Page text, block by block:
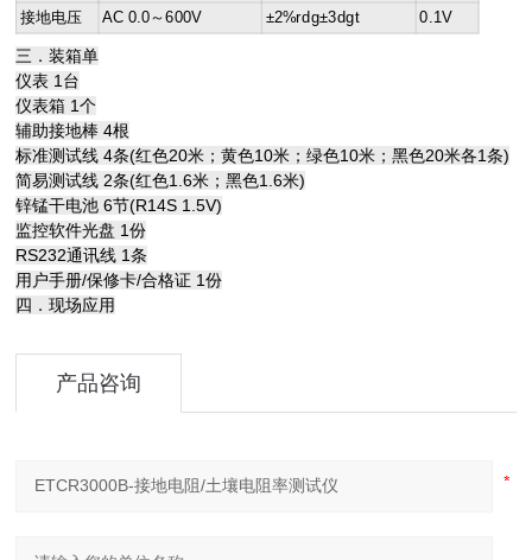
接地电压
AC 0.0～600V ±2%rdg±3dgt 0.1V
三．装箱单
仪表 1台
仪表箱 1个
辅助接地棒 4根
标准测试线 4条(红色20米；黄色10米；绿色10米；黑色20米各1条)
简易测试线 2条(红色1.6米；黑色1.6米)
锌锰干电池 6节(R14S 1.5V)
监控软件光盘 1份
RS232通讯线 1条
用户手册/保修卡/合格证 1份
四．现场应用
产品咨询